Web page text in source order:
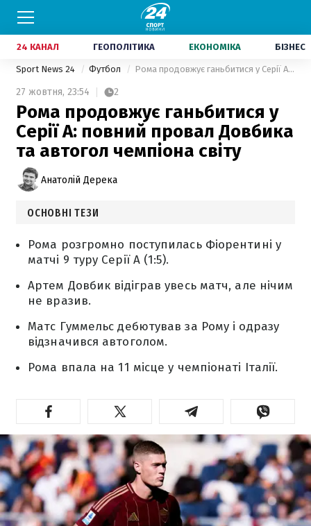
24 КАНАЛ ГЕОПОЛІТИКА ЕКОНОМІКА БІЗНЕС
Sport News 24 Футбол Рома продовжує ганьбитися у Серії А: повний провал Довбика та автогол чемпіона світу
27 жовтня, 23:54 2
Рома продовжує ганьбитися у
Серії А: повний провал Довбика
та автогол чемпіона світу
Анатолій Дерека
ОСНОВНІ ТЕЗИ
Рома розгромно поступилась Фіорентині у
матчі 9 туру Серії А (1:5).
Артем Довбик відіграв увесь матч, але нічим
не вразив.
Матс Гуммельс дебютував за Рому і одразу
відзначився автоголом.
Рома впала на 11 місце у чемпіонаті Італії.